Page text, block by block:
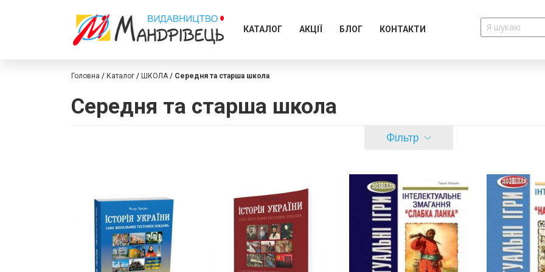
КАТАЛОГ АКЦІЇ БЛОГ КОНТАКТИ
Головна Каталог ШКОЛА Середня та старша школа
Середня та старша школа
Фільтр